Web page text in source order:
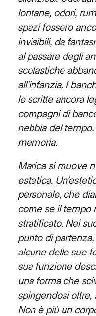
lontane, odori,
spazi fossero
invisibili, da
al passare degli
scolastiche
all’infanzia. I
le scritte ancora
compagni di
nebbia del tempo.
memoria.
Marica si muove
estetica.
personale, che
come se il tempo
stratificato. Nei
punto di
alcune delle sue
sua funzione
una forma che
spingendosi oltre,
Non è più un